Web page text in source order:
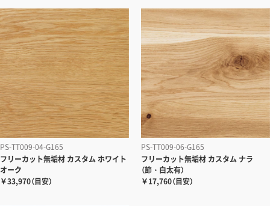
PS-TT009-04-G165
フリーカット無垢材 カスタム ホワイト
オーク
￥33,970（目安）
PS-TT009-06-G165
フリーカット無垢材 カスタム ナラ
（節・白太有）
￥17,760（目安）